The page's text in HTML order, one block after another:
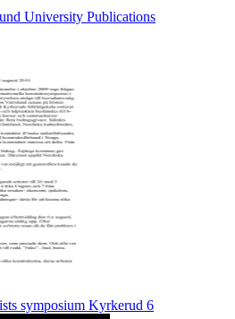
University Publications
symposium Kyrkerud 6